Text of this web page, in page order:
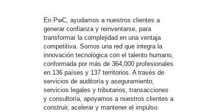
En PwC, ayudamos a nuestros clientes a
generar confianza y reinventarse, para
transformar la complejidad en una ventaja
competitiva. Somos una red que integra la
innovación tecnológica con el talento humano,
conformada por más de 364,000 profesionales
en 136 países y 137 territorios. A través de
servicios de auditoría y aseguramiento,
servicios legales y tributarios, transacciones
y consultoría, apoyamos a nuestros clientes a
construir, acelerar y mantener el impulso.